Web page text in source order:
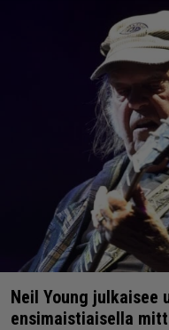
Neil Young julkaisee
ensimaistiaisella